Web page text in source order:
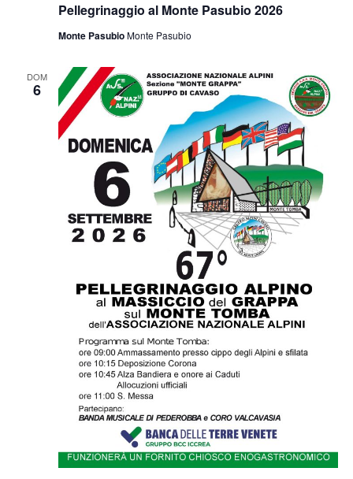
Pellegrinaggio al Monte Pasubio 2026
Monte PasubioMonte Pasubio
DOM
6